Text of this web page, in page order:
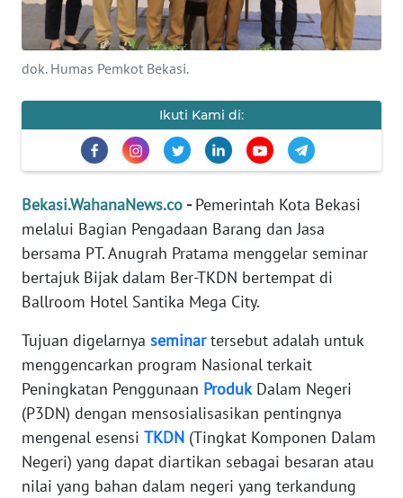
dok. Humas Pemkot Bekasi.
Ikuti Kami di:
Bekasi.WahanaNews.co -Pemerintah Kota Bekasi
melalui Bagian Pengadaan Barang dan Jasa
bersama PT. Anugrah Pratama menggelar seminar
bertajuk Bijak dalam Ber-TKDN bertempat di
Ballroom Hotel Santika Mega City.
Tujuan digelarnya seminartersebut adalah untuk
menggencarkan program Nasional terkait
Peningkatan Penggunaan ProdukDalam Negeri
(P3DN) dengan mensosialisasikan pentingnya
mengenal esensi TKDN (Tingkat Komponen Dalam
Negeri) yang dapat diartikan sebagai besaran atau
nilai yang bahan dalam negeri yang terkandung
IKLAN
PEDOMAN
MEDIA
SIBER
KARIR
DISCLAIMER
Wahana
News
Regional
WN
SUMUT